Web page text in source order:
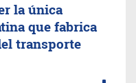
la única
que fabrica
transporte